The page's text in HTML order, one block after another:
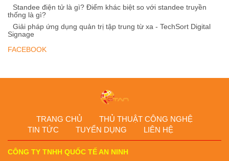
Standee điện tử là gì? Điểm khác biệt so với standee truyền
thống là gì?
Giải pháp ứng dụng quản trị tập trung từ xa - TechSort Digital
Signage
FACEBOOK
TRANG CHỦ
THỦ THUẬT CÔNG NGHỆ
TIN TỨC
TUYỂN DỤNG LIÊN HỆ
CÔNG TY TNHH QUỐC TẾ AN NINH